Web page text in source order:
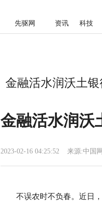
先驱网 资讯 科技
金融活水润沃土
金融活水润沃
2023-02-16 04:25:52 来源:中国网
不误农时不负春。近日